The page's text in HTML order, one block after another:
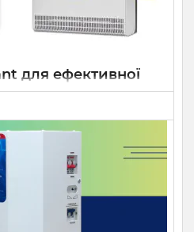
для ефективної